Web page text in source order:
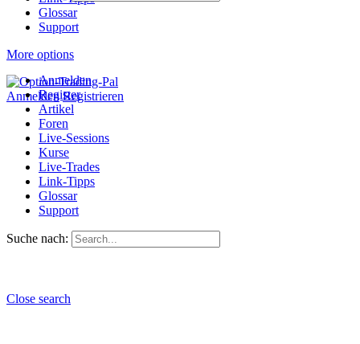
Glossar
Support
More options
Anmelden Registrieren
Anmelden
Register
Artikel
Foren
Live-Sessions
Kurse
Live-Trades
Link-Tipps
Glossar
Support
Suche nach:
Close search